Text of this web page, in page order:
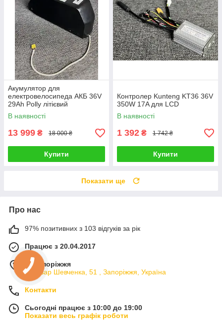
Акумулятор для
електровелосипеда АКБ 36V
29Ah Polly літієвий
В наявності
13 999 ₴ 18 000 ₴
Купити
Контролер Kunteng KT36 36V
350W 17A для LCD
В наявності
1 392 ₴ 1 742 ₴
Купити
Показати ще
Про нас
97% позитивних з 103 відгуків за рік
Працює з 20.04.2017
м. Запоріжжя
Бульвар Шевченка, 51 , Запоріжжя, Україна
Контакти
Сьогодні працює з 10:00 до 19:00
Показати весь графік роботи